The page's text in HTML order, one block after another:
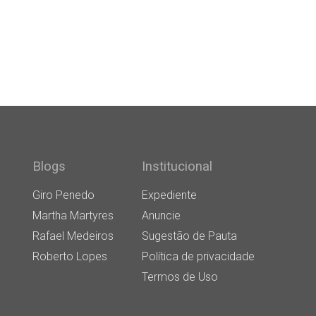
Blogs
Giro Penedo
Martha Martyres
Rafael Medeiros
Roberto Lopes
Institucional
Expediente
Anuncie
Sugestão de Pauta
Política de privacidade
Termos de Uso